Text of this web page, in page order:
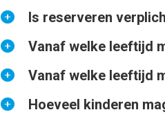
het welkomstbord
gemeente Veendam.
Nee, de QR-code van
smartphone of tablet
Is reserveren
We raden aan om
mooi weer zijn tickets
Vanaf welke leeftijd
We raden een
verplicht.
Vanaf welke leeftijd
Vanaf 6 jaar mag je
Hoeveel kinderen